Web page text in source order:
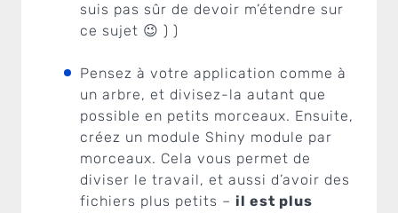
suis pas sûr de devoir m’étendre sur
ce sujet 😉 ) )
Pensez à votre application comme à
un arbre, et divisez-la autant que
possible en petits morceaux. Ensuite,
créez un module Shiny module par
morceaux. Cela vous permet de
diviser le travail, et aussi d’avoir des
fichiers plus petits – il est plus